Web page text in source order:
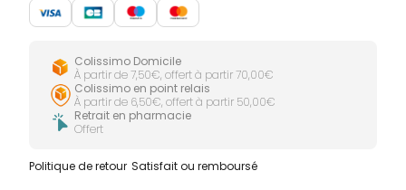
Colissimo Domicile
À partir de 7,50€, offert à partir 70,00€
Colissimo en point relais
À partir de 6,50€, offert à partir 50,00€
Retrait en pharmacie
Offert
Politique de retour Satisfait ou remboursé